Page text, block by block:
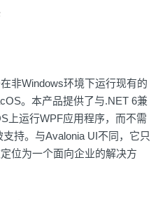
非Windows环境下运行现有的
。本产品提供了与.NET 6兼
上运行WPF应用程序，而不需
持。与Avalonia UI不同，它只
位为一个面向企业的解决方